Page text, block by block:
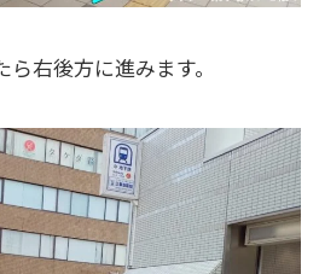
右後方に進みます。